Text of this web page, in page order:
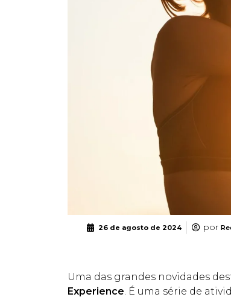
26 de agosto de 2024 por
Uma das grandes novidades
Experience. É uma série de